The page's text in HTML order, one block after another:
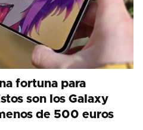
fortuna para
son los Galaxy
de 500 euros